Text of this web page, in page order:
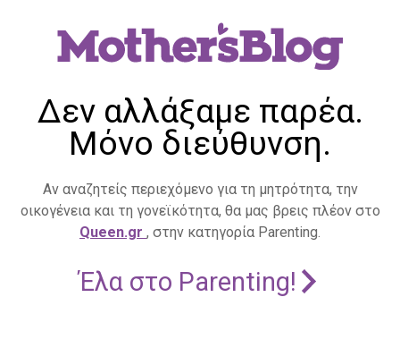
Δεν αλλάξαμε παρέα.
Μόνο διεύθυνση.
Αν αναζητείς περιεχόμενο για τη μητρότητα, την
οικογένεια και τη γονεϊκότητα, θα μας βρεις πλέον στο
Queen.gr , στην κατηγορία Parenting.
Έλα στο Parenting!